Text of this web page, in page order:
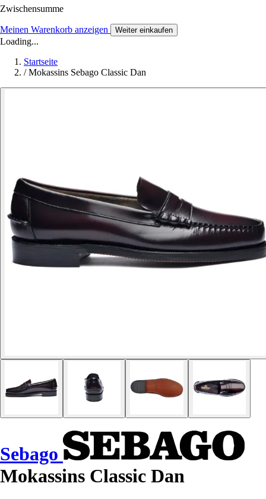
Zwischensumme
Meinen Warenkorb anzeigen Weiter einkaufen
Loading...
Startseite
/ Mokassins Sebago Classic Dan
Sebago
Mokassins Classic Dan